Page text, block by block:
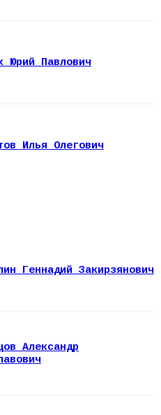
Юрий Павлович
Илья Олегович
Геннадий Закирзянович
Александр